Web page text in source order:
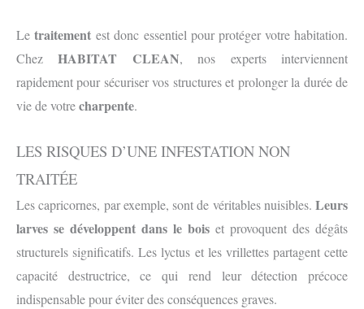
Letraitement est donc essentiel pour protéger votre habitation.
ChezHABITAT CLEAN, nos experts interviennent
rapidement pour sécuriser vos structures et prolonger la durée de
vie de votrecharpente.
LES RISQUES D’UNE INFESTATION NON
TRAITÉE
Les capricornes, par exemple, sont de véritables nuisibles. Leurs
larves se développent dans le bois et provoquent des dégâts
structurels significatifs. Les lyctus et les vrillettes partagent cette
capacité destructrice, ce qui rend leur détection précoce
indispensable pour éviter des conséquences graves.